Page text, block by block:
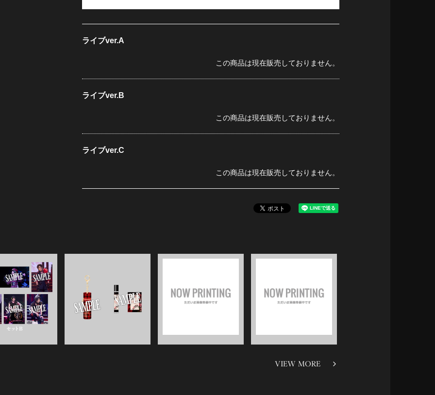
ライブver.A
この商品は現在販売しておりません。
ライブver.B
この商品は現在販売しておりません。
ライブver.C
この商品は現在販売しておりません。
VIEW MORE